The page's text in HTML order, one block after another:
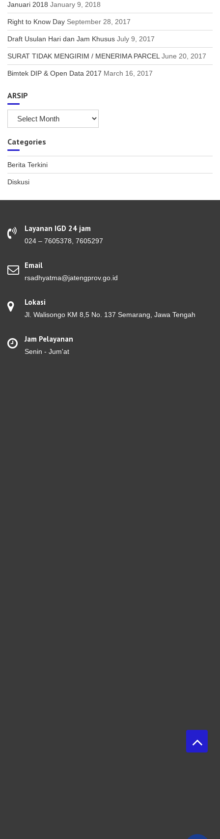
Januari 2018 January 9, 2018
Right to Know Day September 28, 2017
Draft Usulan Hari dan Jam Khusus July 9, 2017
SURAT TIDAK MENGIRIM / MENERIMA PARCEL June 20, 2017
Bimtek DIP & Open Data 2017 March 16, 2017
ARSIP
ARSIP
Categories
Berita Terkini
Diskusi
Layanan IGD 24 jam
024 – 7605378, 7605297
Email
rsadhyatma@jatengprov.go.id
Lokasi
Jl. Walisongo KM 8,5 No. 137 Semarang, Jawa Tengah
Jam Pelayanan
Senin - Jum'at